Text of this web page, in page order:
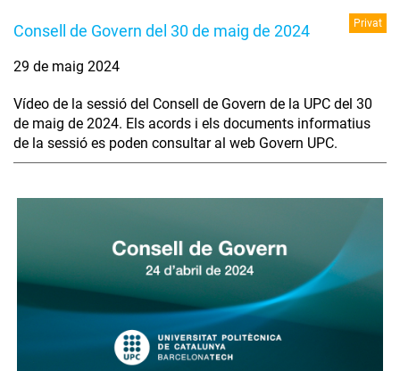
Consell de Govern del 30 de maig de 2024 Privat
29 de maig 2024
Vídeo de la sessió del Consell de Govern de la UPC del 30
de maig de 2024. Els acords i els documents informatius
de la sessió es poden consultar al web Govern UPC.